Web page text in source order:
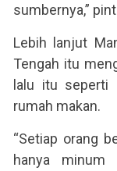
sumbernya,”
Lebih lanjut
Tengah itu
lalu itu seperti
rumah makan.
“Setiap orang
hanya minum